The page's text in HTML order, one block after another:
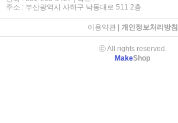
주소 : 부산광역시 사하구 낙동대로 511 2층
이용약관| 개인정보처리방침
ⓒ All rights reserved.
MakeShop